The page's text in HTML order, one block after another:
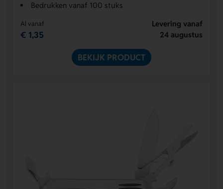
Bedrukken vanaf 100 stuks
Al vanaf
€ 1,35
Levering vanaf
24 augustus
BEKIJK PRODUCT